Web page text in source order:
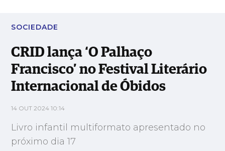
SOCIEDADE
CRID lança ‘O Palhaço
Francisco’ no Festival Literário
Internacional de Óbidos
14 OUT 2024 10:14
Livro infantil multiformato apresentado no
próximo dia 17